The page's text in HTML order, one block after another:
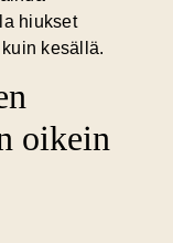
hiukset
kesällä.
oikein